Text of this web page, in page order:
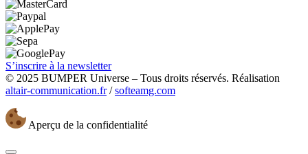
S’inscrire à la newsletter
© 2025 BUMPER Universe – Tous droits réservés. Réalisation
altair-communication.fr/softeamg.com
Aperçu de la confidentialité